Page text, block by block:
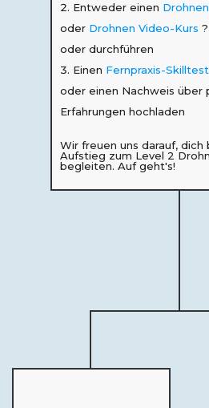
Entweder einen
oder Drohnen Video-Kurs
oder durchführen
Einen Fernpraxis-Skilltest
oder einen Nachweis über
Erfahrungen hochladen
Wir freuen uns darauf, dich
Aufstieg zum Level 2
begleiten. Auf geht's!